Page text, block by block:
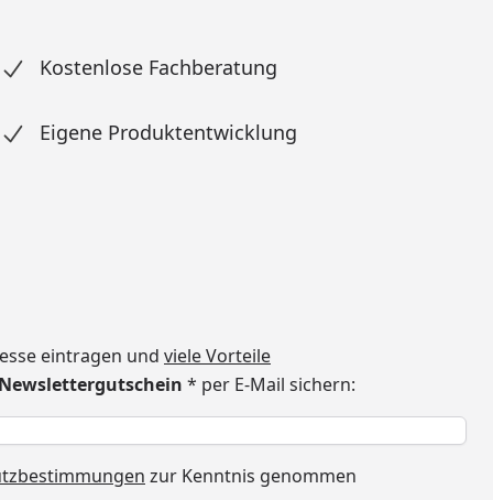
Kostenlose Fachberatung
Eigene Produktentwicklung
eintragen und viele Vorteile
* per E-Mail sichern:
zur Kenntnis genommen